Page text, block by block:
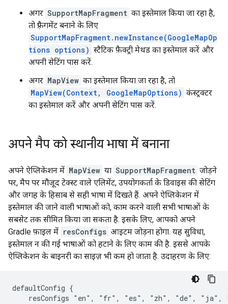
अगर SupportMapFragment का इस्तेमाल किया जा रहा है,
तो फ़्रैगमेंट बनाने के लिए
SupportMapFragment.newInstance(GoogleMapOp
tions options) स्टैटिक फ़ैक्ट्री मेथड का इस्तेमाल करें और
अपनी सेटिंग पास करें.
अगर MapView का इस्तेमाल किया जा रहा है, तो
MapView(Context, GoogleMapOptions) कंस्ट्रक्टर
का इस्तेमाल करें और अपनी सेटिंग पास करें.
अपने मैप को स्थानीय भाषा में बनाना
अपने ऐप्लिकेशन में MapView या SupportMapFragment जोड़ने
पर, मैप पर मौजूद टेक्स्ट वाले एलिमेंट, उपयोगकर्ता के डिवाइस की सेटिंग
और जगह के हिसाब से सही भाषा में दिखते हैं. अपने ऐप्लिकेशन में
इस्तेमाल की जाने वाली भाषाओं को, काम करने वाली सभी भाषाओं के
सबसेट तक सीमित किया जा सकता है. इसके लिए, आपको अपने
Gradle फ़ाइल में resConfigs आइटम जोड़ना होगा. यह सुविधा,
इस्तेमाल न की गई भाषाओं को हटाने के लिए काम की है. इससे आपके
ऐप्लिकेशन के बाइनरी का साइज़ भी कम हो जाता है. उदाहरण के लिए:
defaultConfig {
resConfigs "en", "fr", "es", "zh", "de", "ja",